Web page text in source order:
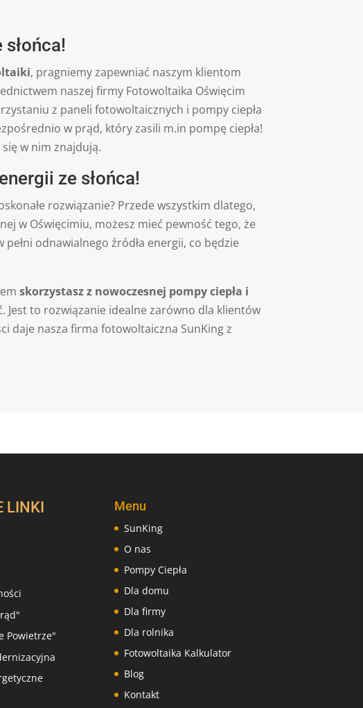
, pragniemy zapewniać naszym klientom
naszej firmy Fotowoltaika Oświęcim
z paneli fotowoltaicznych i pompy ciepła
w prąd, który zasili m.in pompę ciepła!
w nim znajdują.
ze słońca!
rozwiązanie? Przede wszystkim dlatego,
w Oświęcimiu, możesz mieć pewność tego, że
odnawialnego źródła energii, co będzie
skorzystasz z nowoczesnej pompy ciepła i
to rozwiązanie idealne zarówno dla klientów
daje nasza firma fotowoltaiczna SunKing z
LINKI
Powietrze"
Menu
SunKing
O nas
Pompy Ciepła
Dla domu
Dla firmy
Dla rolnika
Fotowoltaika Kalkulator
Blog
Kontakt